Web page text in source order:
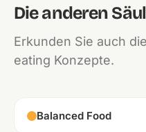
Die anderen
Erkunden Sie auch
eating Konzepte.
Balanced Food